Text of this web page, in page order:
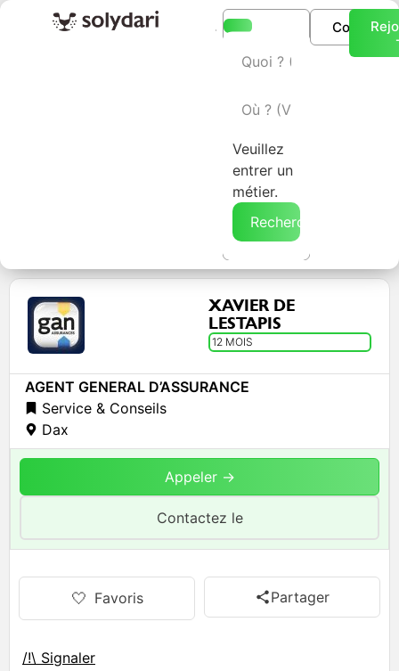
Veuillez
entrer un
métier.
Rechercher →
XAVIER DE
LESTAPIS
12 MOIS
AGENT GENERAL D’ASSURANCE
Service & Conseils
Dax
Appeler →
Contactez le
🤍 Favoris Partager
/!\ Signaler